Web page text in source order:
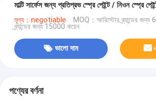
মাল্টি সার্ফেস জন্য প্রতিপ্রভ স্প্রে পেইন্ট / নিওন স্প্রে
মূল্য：negotiable MOQ：আরিস্টোর ব্র্যান্ডের জন্য
ব্র্যান্ডের জন্য 15000 কয়েন
ভালো দাম
পণ্যের বর্ণনা